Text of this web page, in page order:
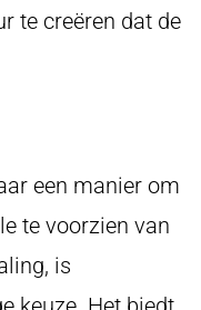
te creëren dat de
een manier om
te voorzien van
is